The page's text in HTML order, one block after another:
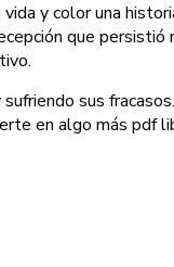
y color una
que
sus
en algo más pdf